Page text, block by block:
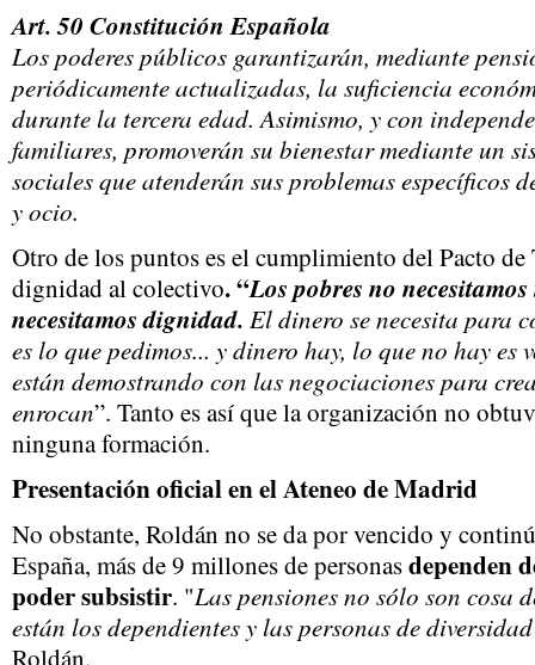
Art. 50 Constitución Española
Los poderes públicos garantizarán, mediante
periódicamente actualizadas, la suficiencia
durante la tercera edad. Asimismo, y con
familiares, promoverán su bienestar mediante un
sociales que atenderán sus problemas específicos
y ocio.
Otro de los puntos es el cumplimiento del Pacto de
dignidad al colectivo. “Los pobres no
necesitamos dignidad. El dinero se necesita para
es lo que pedimos... y dinero hay, lo que no hay
están demostrando con las negociaciones para
enrocan”. Tanto es así que la organización no
ninguna formación.
Presentación oficial en el Ateneo de Madrid
No obstante, Roldán no se da por vencido y
España, más de 9 millones de personasdependen
poder subsistir. "Las pensiones no sólo son cosa
están los dependientes y las personas de
Roldán.